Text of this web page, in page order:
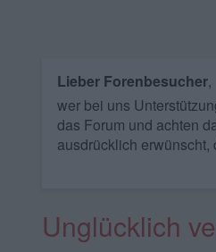
Lieber Forenbesucher,
wer bei uns
das Forum und achten
ausdrücklich
Unglücklich